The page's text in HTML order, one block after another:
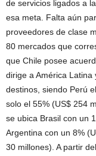
de servicios ligados a
esa meta. Falta aún
proveedores de clase
80 mercados que
que Chile posee
dirige a América
destinos, siendo Perú
solo el 55% (US$ 254
se ubica Brasil con un
Argentina con un 8%
30 millones). A partir